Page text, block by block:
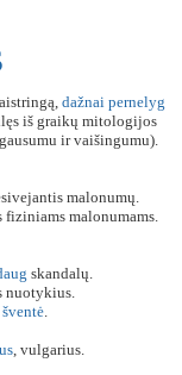
dažnai pernelyg
iš graikų mitologijos
ir vaišingumu).
malonumų.
malonumams.
skandalų.
nuotykius.
šventė.
, vulgarius.